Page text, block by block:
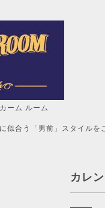
ーム
の「男前
似合う「男前」スタイルを
カレ